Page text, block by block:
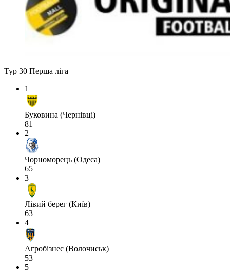
Тур 30 Перша ліга
1
Буковина (Чернівці)
81
2
Чорноморець (Одеса)
65
3
Лівий берег (Київ)
63
4
Агробізнес (Волочиськ)
53
5